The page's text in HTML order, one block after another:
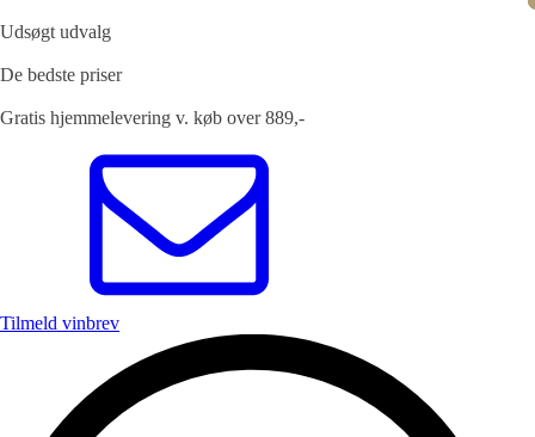
Udsøgt udvalg
De bedste priser
Gratis hjemmelevering v. køb over 889,-
Tilmeld vinbrev